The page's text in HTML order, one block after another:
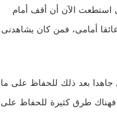
استطعت الآن أن أقف أمام
أمامى، فمن كان يشاهدنى
90 كيلو أو أقل، وسوف أعمل جاهدا بعد ذلك للحفاظ على ما
فهناك طرق كثيرة للحفاظ على